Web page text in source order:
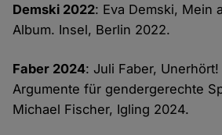
Demski 2022: Eva Demski, Mein
Album. Insel, Berlin 2022.
Faber 2024: Juli Faber,
Argumente für gendergerechte
Michael Fischer, Igling 2024.